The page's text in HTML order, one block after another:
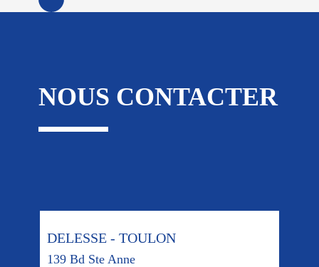
NOUS CONTACTER
DELESSE - TOULON
139 Bd Ste Anne